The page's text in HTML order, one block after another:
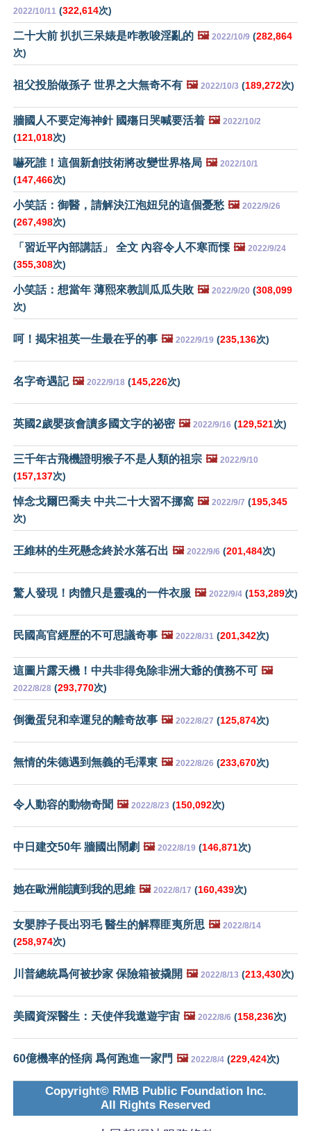
2022/10/11 (322,614次)
二十大前 扒扒三呆婊是咋教唆淫亂的 🖼️ 2022/10/9 (282,864
次)
祖父投胎做孫子 世界之大無奇不有 🖼️ 2022/10/3 (189,272次)
牆國人不要定海神針 國殤日哭喊要活着 🖼️ 2022/10/2
(121,018次)
嚇死誰！這個新創技術將改變世界格局 🖼️ 2022/10/1
(147,466次)
小笑話：御醫，請解決江泡妞兒的這個憂愁 🖼️ 2022/9/26
(267,498次)
「習近平內部講話」 全文 內容令人不寒而慄 🖼️ 2022/9/24
(355,308次)
小笑話：想當年 薄熙來教訓瓜瓜失敗 🖼️ 2022/9/20 (308,099
次)
呵！揭宋祖英一生最在乎的事 🖼️ 2022/9/19 (235,136次)
名字奇遇記 🖼️ 2022/9/18 (145,226次)
英國2歲嬰孩會讀多國文字的祕密 🖼️ 2022/9/16 (129,521次)
三千年古飛機證明猴子不是人類的祖宗 🖼️ 2022/9/10
(157,137次)
悼念戈爾巴喬夫 中共二十大習不挪窩 🖼️ 2022/9/7 (195,345
次)
王維林的生死懸念終於水落石出 🖼️ 2022/9/6 (201,484次)
驚人發現！肉體只是靈魂的一件衣服 🖼️ 2022/9/4 (153,289次)
民國高官經歷的不可思議奇事 🖼️ 2022/8/31 (201,342次)
這圖片露天機！中共非得免除非洲大爺的債務不可 🖼️
2022/8/28 (293,770次)
倒黴蛋兒和幸運兒的離奇故事 🖼️ 2022/8/27 (125,874次)
無情的朱德遇到無義的毛澤東 🖼️ 2022/8/26 (233,670次)
令人動容的動物奇聞 🖼️ 2022/8/23 (150,092次)
中日建交50年 牆國出鬧劇 🖼️ 2022/8/19 (146,871次)
她在歐洲能讀到我的思維 🖼️ 2022/8/17 (160,439次)
女嬰脖子長出羽毛 醫生的解釋匪夷所思 🖼️ 2022/8/14
(258,974次)
川普總統爲何被抄家 保險箱被撬開 🖼️ 2022/8/13 (213,430次)
美國資深醫生：天使伴我遨遊宇宙 🖼️ 2022/8/6 (158,236次)
60億機率的怪病 爲何跑進一家門 🖼️ 2022/8/4 (229,424次)
Copyright© RMB Public Foundation Inc.
All Rights Reserved